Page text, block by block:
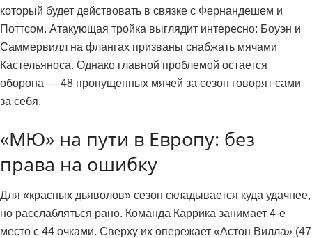
который будет действовать в связке с Фернандешем и
Поттсом. Атакующая тройка выглядит интересно: Боуэн и
Саммервилл на флангах призваны снабжать мячами
Кастельяноса. Однако главной проблемой остается
оборона — 48 пропущенных мячей за сезон говорят сами
за себя.
«МЮ» на пути в Европу: без
права на ошибку
Для «красных дьяволов» сезон складывается куда удачнее,
но расслабляться рано. Команда Каррика занимает 4-е
место с 44 очками. Сверху их опережает «Астон Вилла» (47